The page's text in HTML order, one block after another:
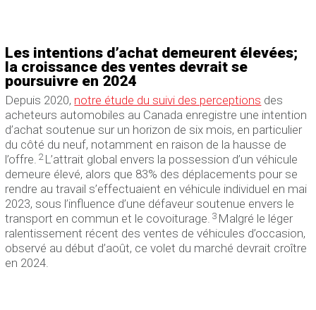
Les intentions d’achat demeurent élevées;
la croissance des ventes devrait se
poursuivre en 2024
Depuis 2020, notre étude du suivi des perceptions des
acheteurs automobiles au Canada enregistre une intention
d’achat soutenue sur un horizon de six mois, en particulier
du côté du neuf, notamment en raison de la hausse de
l’offre. 2L’attrait global envers la possession d’un véhicule
demeure élevé, alors que 83% des déplacements pour se
rendre au travail s’effectuaient en véhicule individuel en mai
2023, sous l’influence d’une défaveur soutenue envers le
transport en commun et le covoiturage. 3Malgré le léger
ralentissement récent des ventes de véhicules d’occasion,
observé au début d’août, ce volet du marché devrait croître
en 2024.